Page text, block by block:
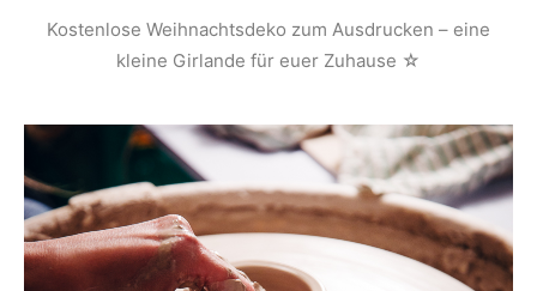
Kostenlose Weihnachtsdeko zum Ausdrucken – eine
kleine Girlande für euer Zuhause ☆